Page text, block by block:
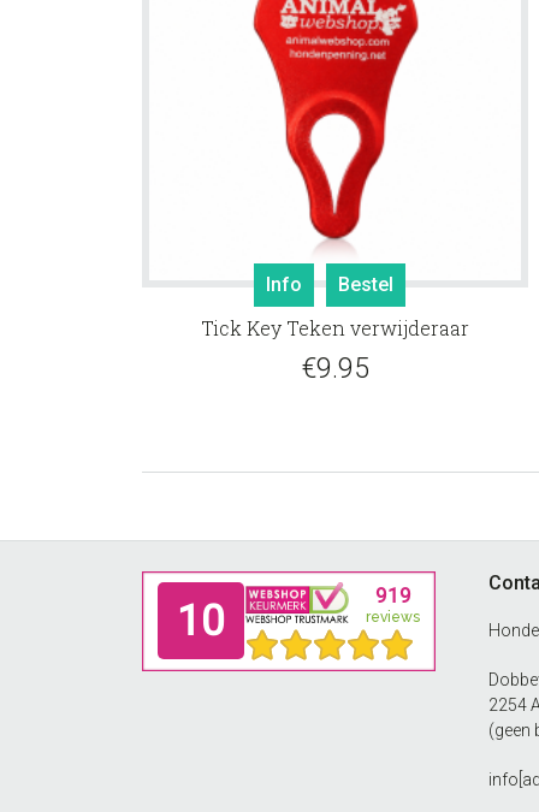
Info Bestel
Tick Key Teken verwijderaar
€9.95
2254
(geen